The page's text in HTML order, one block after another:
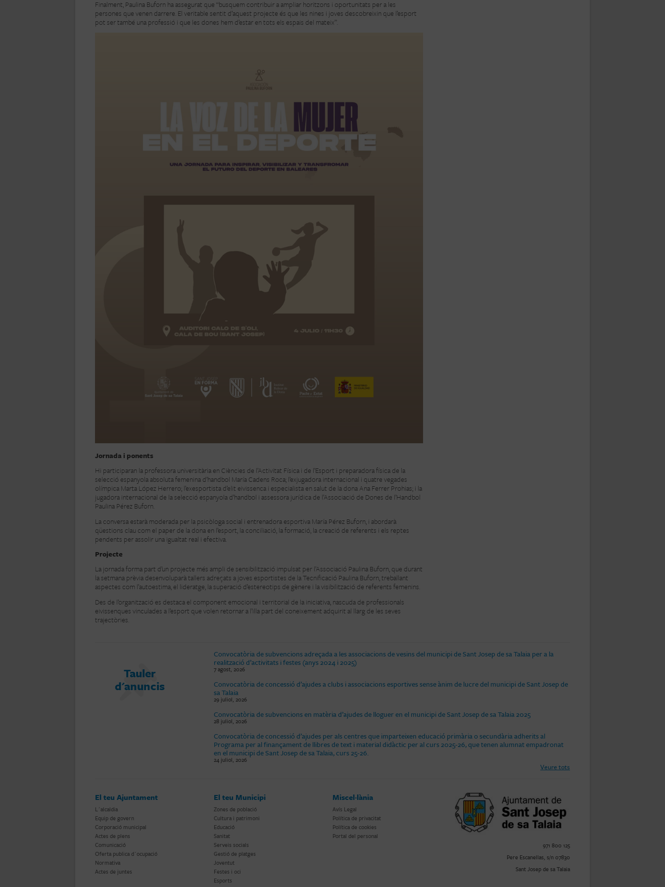
Finalment, Paulina Buforn ha assegurat que “busquem contribuir a ampliar horitzons i oportunitats per a les
persones que venen darrere. El veritable sentit d’aquest projecte és que les nines i joves descobreixin que l’esport
pot ser també una professió i que les dones hem d’estar en tots els espais del mateix”.
Jornada i ponents
Hi participaran la professora universitària en Ciències de l’Activitat Física i de l’Esport i preparadora física de la
selecció espanyola absoluta femenina d’handbol María Cadens Roca; l’exjugadora internacional i quatre vegades
olímpica Marta López Herrero; l’exesportista d’elit eivissenca i especialista en salut de la dona Ana Ferrer Prohias; i la
jugadora internacional de la selecció espanyola d’handbol i assessora jurídica de l’Associació de Dones de l’Handbol
Paulina Pérez Buforn.
La conversa estarà moderada per la psicòloga social i entrenadora esportiva María Pérez Buforn, i abordarà
qüestions clau com el paper de la dona en l’esport, la conciliació, la formació, la creació de referents i els reptes
pendents per assolir una igualtat real i efectiva.
Projecte
La jornada forma part d’un projecte més ampli de sensibilització impulsat per l’Associació Paulina Buforn, que durant
la setmana prèvia desenvoluparà tallers adreçats a joves esportistes de la Tecnificació Paulina Buforn, treballant
aspectes com l’autoestima, el lideratge, la superació d’estereotips de gènere i la visibilització de referents femenins.
Des de l’organització es destaca el component emocional i territorial de la iniciativa, nascuda de professionals
eivissenques vinculades a l’esport que volen retornar a l’illa part del coneixement adquirit al llarg de les seves
trajectòries.
Tauler
d'anuncis
Convocatòria de subvencions adreçada a les associacions de vesins del municipi de Sant Josep de sa Talaia per a la
realització d’activitats i festes (anys 2024 i 2025)
7 agost, 2026
Convocatòria de concessió d’ajudes a clubs i associacions esportives sense ànim de lucre del municipi de Sant Josep de
sa Talaia
29 juliol, 2026
Convocatòria de subvencions en matèria d’ajudes de lloguer en el municipi de Sant Josep de sa Talaia 2025
28 juliol, 2026
Convocatòria de concessió d’ajudes per als centres que imparteixen educació primària o secundària adherits al
Programa per al finançament de llibres de text i material didàctic per al curs 2025-26, que tenen alumnat empadronat
en el municipi de Sant Josep de sa Talaia, curs 25-26.
24 juliol, 2026
Veure tots
El teu Ajuntament
L´alcaldia
Equip de govern
Corporació municipal
Actes de plens
Comunicació
Oferta publica d´ocupació
Normativa
Actes de juntes
El teu Municipi
Zones de població
Cultura i patrimoni
Educació
Sanitat
Serveis socials
Gestió de platges
Joventut
Festes i oci
Esports
Miscel·lània
Avís Legal
Política de privacitat
Política de cookies
Portal del personal
971 800 125
Pere Escanellas, s/n 07830
Sant Josep de sa Talaia